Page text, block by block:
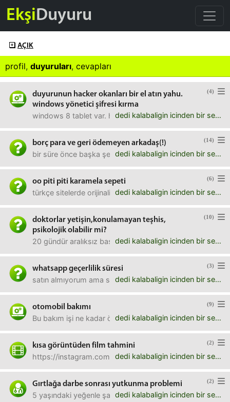
EkşiDuyuru
AÇIK
profil, duyuruları, cevapları
(4)
duyurunun hacker okanları bir el atın yahu.
windows yönetici şifresi kırma
dedi kalabaligin icinden bir ses
windows 8 tablet var. hiç bi boka yaramıyor bu haliyle
(14)
borç para ve geri ödemeyen arkadaş(!)
dedi kalabaligin icinden bir ses
bir süre önce başka şehirdeyken çok sıkıştığını
(6)
oo piti piti karamela sepeti
dedi kalabaligin icinden bir ses
türkçe sitelerde orijinalinin 'oh pity pity care'em all so pity
(10)
doktorlar yetişin,konulamayan teşhis,
psikolojik olabilir mi?
dedi kalabaligin icinden bir ses
20 gündür aralıksız baş donmesi, kulakta çınlama,
(3)
whatsapp geçerlilik süresi
dedi kalabaligin icinden bir ses
satın almıyorum ama sağolsun sürekli
(9)
otomobil bakımı
dedi kalabaligin icinden bir ses
Bu bakım işi ne kadar önemli? 20.000'e gelip hiç
(2)
kısa görüntüden film tahmini
dedi kalabaligin icinden bir ses
https://instagram.com/p/4JROb4jJwS/?taken-
(2)
Gırtlağa darbe sonrası yutkunma problemi
dedi kalabaligin icinden bir ses
5 yaşındaki yeğenle şakalaşırken adem elmasının daha